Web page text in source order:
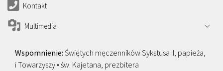
Kontakt
Multimedia
Świętych męczenników Sykstusa II, papieża,
i Towarzyszy • św. Kajetana, prezbitera